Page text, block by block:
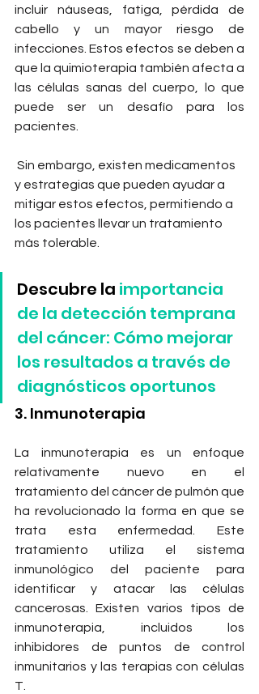
incluir náuseas, fatiga, pérdida de
cabello y un mayor riesgo de
infecciones. Estos efectos se deben a
que la quimioterapia también afecta a
las células sanas del cuerpo, lo que
puede ser un desafío para los
pacientes.
y estrategias que pueden ayudar a
mitigar estos efectos, permitiendo a
los pacientes llevar un tratamiento
más tolerable.
Descubre la importancia
de la detección temprana
del cáncer: Cómo mejorar
los resultados a través de
diagnósticos oportunos
3. Inmunoterapia
La inmunoterapia es un enfoque
relativamente nuevo en el
tratamiento del cáncer de pulmón que
ha revolucionado la forma en que se
trata esta enfermedad. Este
tratamiento utiliza el sistema
inmunológico del paciente para
identificar y atacar las células
cancerosas. Existen varios tipos de
inmunoterapia, incluidos los
inhibidores de puntos de control
inmunitarios y las terapias con células
T.